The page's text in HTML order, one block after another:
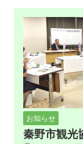
お知らせ
秦野市観光